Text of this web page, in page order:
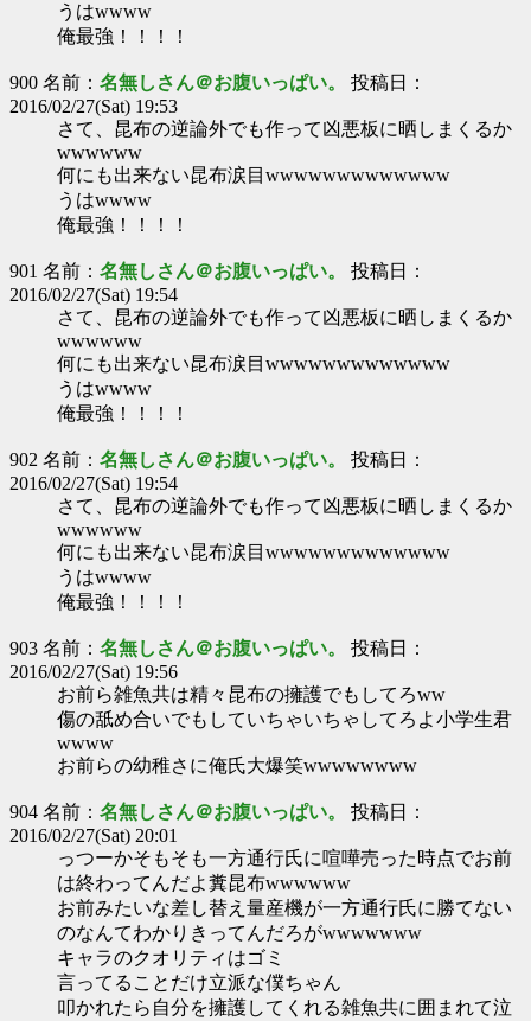
うはwwww
俺最強！！！！
900 名前： 名無しさん＠お腹いっぱい。 投稿日：
2016/02/27(Sat) 19:53
さて、昆布の逆論外でも作って凶悪板に晒しまくるか
wwwwww
何にも出来ない昆布涙目wwwwwwwwwwwww
うはwwww
俺最強！！！！
901 名前： 名無しさん＠お腹いっぱい。 投稿日：
2016/02/27(Sat) 19:54
さて、昆布の逆論外でも作って凶悪板に晒しまくるか
wwwwww
何にも出来ない昆布涙目wwwwwwwwwwwww
うはwwww
俺最強！！！！
902 名前： 名無しさん＠お腹いっぱい。 投稿日：
2016/02/27(Sat) 19:54
さて、昆布の逆論外でも作って凶悪板に晒しまくるか
wwwwww
何にも出来ない昆布涙目wwwwwwwwwwwww
うはwwww
俺最強！！！！
903 名前： 名無しさん＠お腹いっぱい。 投稿日：
2016/02/27(Sat) 19:56
お前ら雑魚共は精々昆布の擁護でもしてろww
傷の舐め合いでもしていちゃいちゃしてろよ小学生君
wwww
お前らの幼稚さに俺氏大爆笑wwwwwwww
904 名前： 名無しさん＠お腹いっぱい。 投稿日：
2016/02/27(Sat) 20:01
っつーかそもそも一方通行氏に喧嘩売った時点でお前
は終わってんだよ糞昆布wwwwww
お前みたいな差し替え量産機が一方通行氏に勝てない
のなんてわかりきってんだろがwwwwwww
キャラのクオリティはゴミ
言ってることだけ立派な僕ちゃん
叩かれたら自分を擁護してくれる雑魚共に囲まれて泣